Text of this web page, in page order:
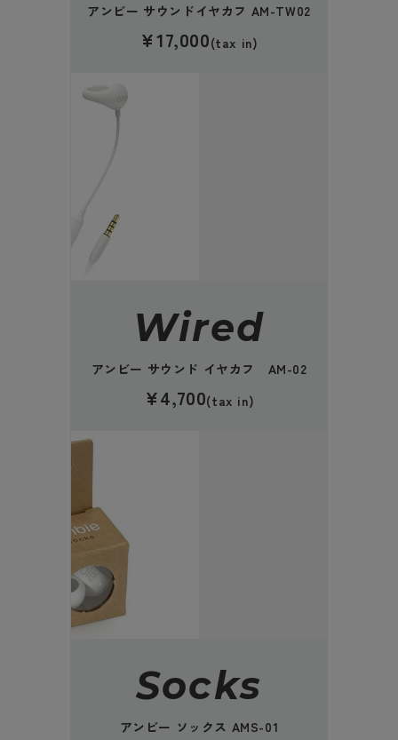
アンビー サウンドイヤカフ AM-TW02
¥17,000(tax in)
Wired
アンビー サウンド イヤカフ AM-02
¥4,700(tax in)
Socks
アンビー ソックス AMS-01